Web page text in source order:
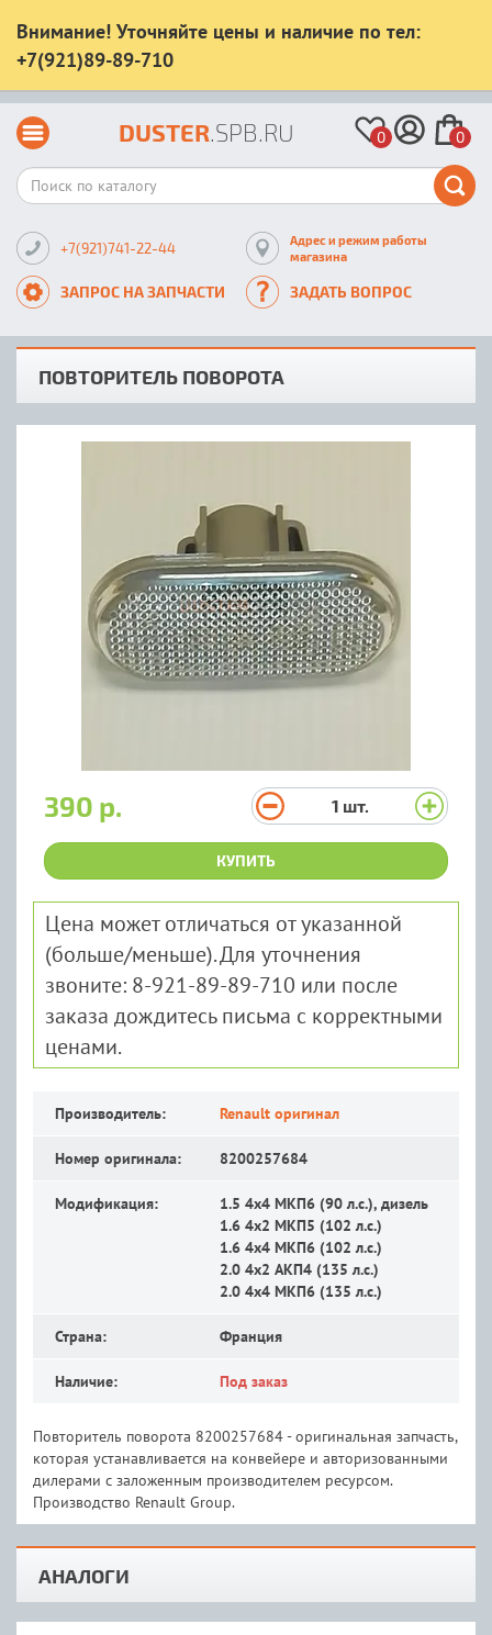
Внимание! Уточняйте цены и наличие по тел:
+7(921)89-89-710
DUSTER.SPB.RU 0 0
+7(921)741-22-44
Адрес и режим работы
магазина
ЗАПРОС НА ЗАПЧАСТИ ЗАДАТЬ ВОПРОС
ПОВТОРИТЕЛЬ ПОВОРОТА
390 р. 1 шт.
КУПИТЬ
Цена может отличаться от указанной
(больше/меньше). Для уточнения
звоните: 8-921-89-89-710 или после
заказа дождитесь письма с корректными
ценами.
Производитель: Renault оригинал
Номер оригинала: 8200257684
Модификация:
1.5 4x4 MКП6 (90 л.с.), дизель
1.6 4x2 MКП5 (102 л.с.)
1.6 4x4 MКП6 (102 л.с.)
2.0 4x2 АКП4 (135 л.с.)
2.0 4x4 MКП6 (135 л.с.)
Страна: Франция
Наличие: Под заказ
Повторитель поворота 8200257684 - оригинальная запчасть,
которая устанавливается на конвейере и авторизованными
дилерами с заложенным производителем ресурсом.
Производство Renault Group.
АНАЛОГИ